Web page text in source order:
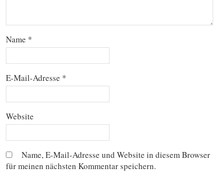
Name *
E-Mail-Adresse *
Website
Name, E-Mail-Adresse und Website in diesem Browser
für meinen nächsten Kommentar speichern.